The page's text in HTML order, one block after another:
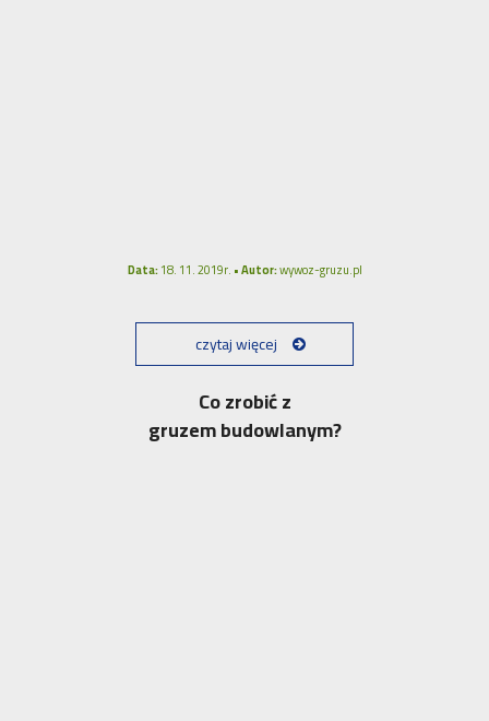
Data:18. 11. 2019r. •Autor:wywoz-gruzu.pl
czytaj więcej
Co zrobić z
gruzem budowlanym?